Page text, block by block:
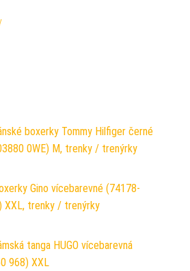
boxerky Tommy Hilfiger černé
0WE) M, trenky / trenýrky
Gino vícebarevné (74178-
XXL, trenky / trenýrky
tanga HUGO vícebarevná
968) XXL